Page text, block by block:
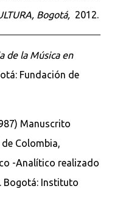
Bogotá, 2012.
de la Música en
Fundación de
Manuscrito
Colombia,
-Analítico realizado
Bogotá: Instituto